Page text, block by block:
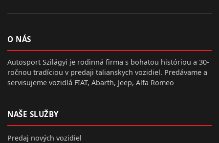
O NÁS
Autosport Szilágyi je rodinná firma s bohatou históriou a 30-
ročnou tradíciou v predaji talianskych vozidiel. Predávame a
servisujeme vozidlá FIAT, Abarth, Jeep, Alfa Romeo
NAŠE SLUŽBY
Predaj nových vozidiel